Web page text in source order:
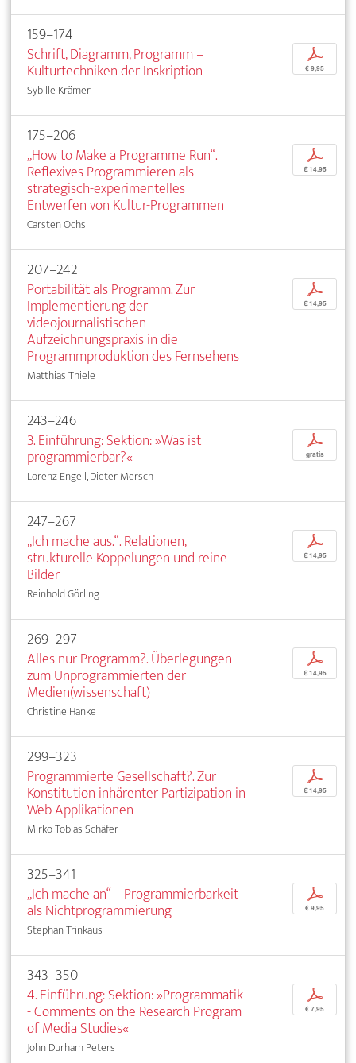
159–174
Schrift, Diagramm, Programm –
Kulturtechniken der Inskription
Sybille Krämer
p
€ 9,95
175–206
„How to Make a Programme Run“.
Reflexives Programmieren als
strategisch-experimentelles
Entwerfen von Kultur-Programmen
Carsten Ochs
p
€ 14,95
207–242
Portabilität als Programm. Zur
Implementierung der
videojournalistischen
Aufzeichnungspraxis in die
Programmproduktion des Fernsehens
Matthias Thiele
p
€ 14,95
243–246
3. Einführung: Sektion: »Was ist
programmierbar?«
Lorenz Engell, Dieter Mersch
p
gratis
247–267
„Ich mache aus.“. Relationen,
strukturelle Koppelungen und reine
Bilder
Reinhold Görling
p
€ 14,95
269–297
Alles nur Programm?. Überlegungen
zum Unprogrammierten der
Medien(wissenschaft)
Christine Hanke
p
€ 14,95
299–323
Programmierte Gesellschaft?. Zur
Konstitution inhärenter Partizipation in
Web Applikationen
Mirko Tobias Schäfer
p
€ 14,95
325–341
„Ich mache an“ – Programmierbarkeit
als Nichtprogrammierung
Stephan Trinkaus
p
€ 9,95
343–350
4. Einführung: Sektion: »Programmatik
- Comments on the Research Program
of Media Studies«
John Durham Peters
p
€ 7,95